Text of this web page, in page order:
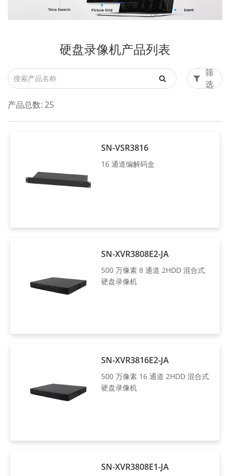
硬盘录像机产品列表
筛
选
产品总数: 25
SN-VSR3816
16 通道编解码盒
SN-XVR3808E2-JA
500 万像素 8 通道 2HDD 混合式
硬盘录像机
SN-XVR3816E2-JA
500 万像素 16 通道 2HDD 混合式
硬盘录像机
SN-XVR3808E1-JA